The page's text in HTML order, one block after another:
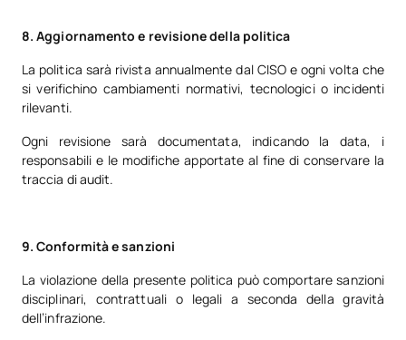
8. Aggiornamento e revisione della politica
La politica sarà rivista annualmente dal CISO e ogni volta che
si verifichino cambiamenti normativi, tecnologici o incidenti
rilevanti.
Ogni revisione sarà documentata, indicando la data, i
responsabili e le modifiche apportate al fine di conservare la
traccia di audit.
9. Conformità e sanzioni
La violazione della presente politica può comportare sanzioni
disciplinari, contrattuali o legali a seconda della gravità
dell’infrazione.